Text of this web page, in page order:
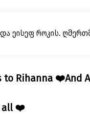
ეისეფ როკის.
Rihanna ❤️And
all ❤️